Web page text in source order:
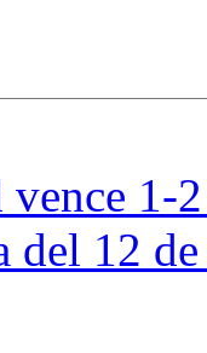
1-
del 12